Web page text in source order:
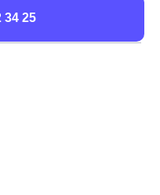
besoins
34 25